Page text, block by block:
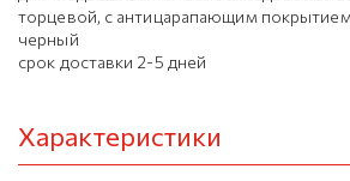
торцевой, с антицарапающим
черный
срок доставки 2-5 дней
Характеристики